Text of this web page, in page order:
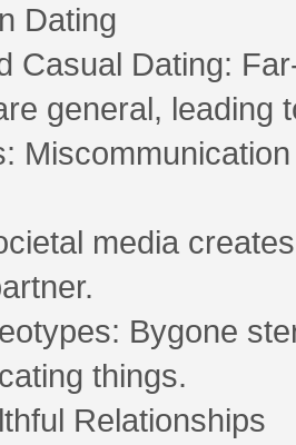
Dating
Casual Dating:
general, leading
media
Bygone
things.
Relationships